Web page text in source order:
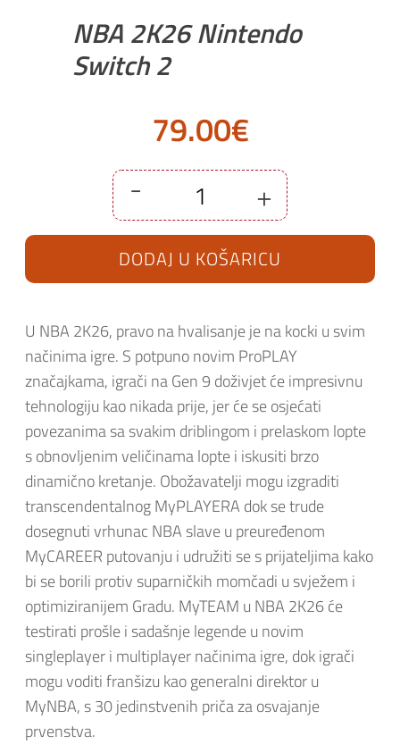
NBA 2K26 Nintendo
Switch 2
79.00€
-
2K26
Nintendo
2
količina
+
DODAJ U KOŠARICU
U NBA 2K26, pravo na hvalisanje je na kocki u svim
načinima igre. S potpuno novim ProPLAY
značajkama, igrači na Gen 9 doživjet će impresivnu
tehnologiju kao nikada prije, jer će se osjećati
povezanima sa svakim driblingom i prelaskom lopte
s obnovljenim veličinama lopte i iskusiti brzo
dinamično kretanje. Obožavatelji mogu izgraditi
transcendentalnog MyPLAYERA dok se trude
dosegnuti vrhunac NBA slave u preuređenom
MyCAREER putovanju i udružiti se s prijateljima kako
bi se borili protiv suparničkih momčadi u svježem i
optimiziranijem Gradu. MyTEAM u NBA 2K26 će
testirati prošle i sadašnje legende u novim
singleplayer i multiplayer načinima igre, dok igrači
mogu voditi franšizu kao generalni direktor u
MyNBA, s 30 jedinstvenih priča za osvajanje
prvenstva.